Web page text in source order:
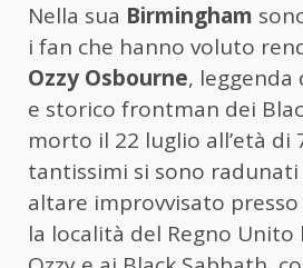
Nella sua Birmingham
i fan che hanno voluto
Ozzy Osbourne, leggenda
e storico frontman dei
morto il 22 luglio all’età di
tantissimi si sono
altare improvvisato
la località del Regno Unito